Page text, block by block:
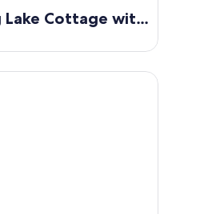
Lake Cottage with
stargazing, and quiet nature